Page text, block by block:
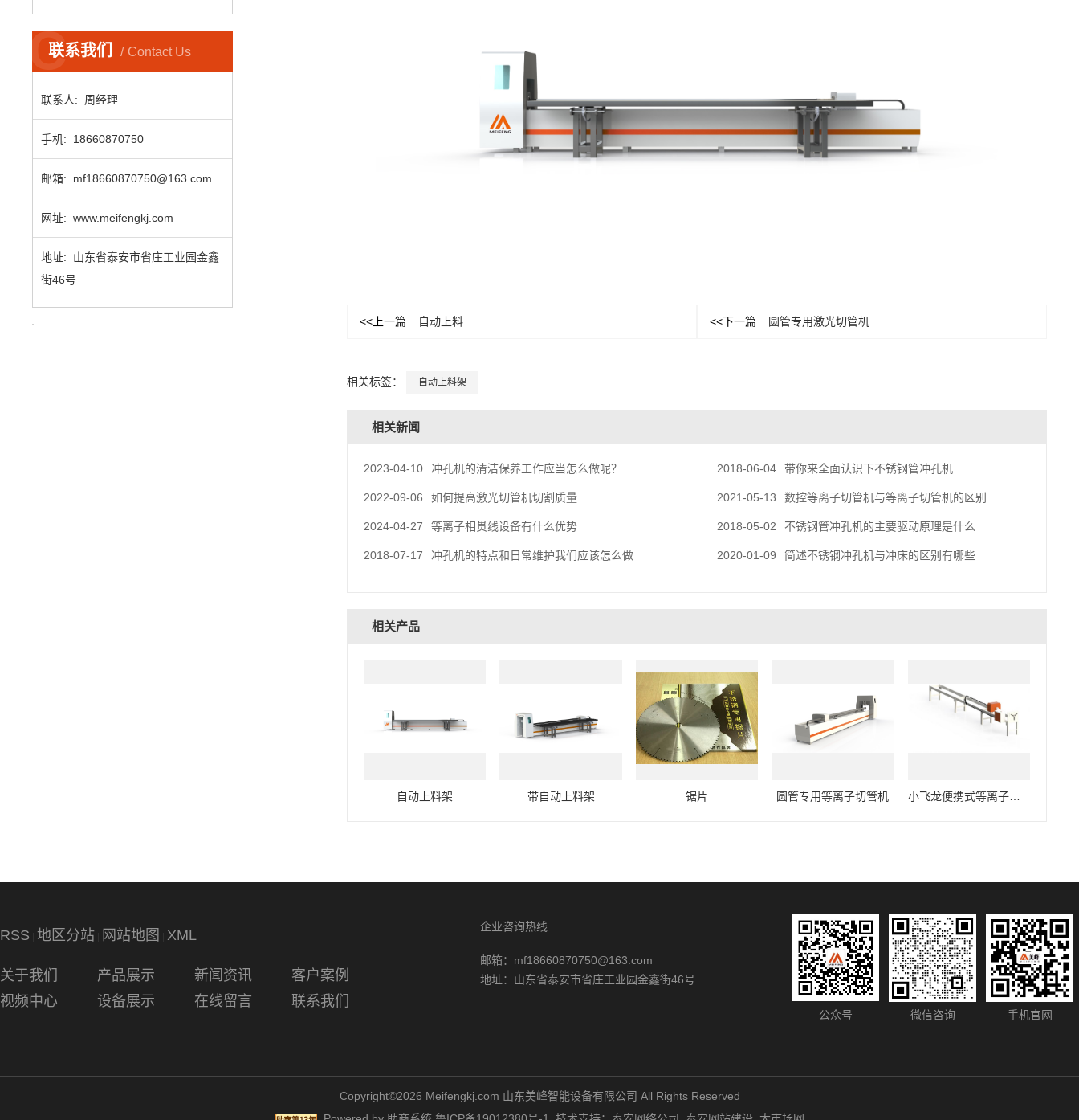
联系我们 Contact Us
C
联系人: 周经理
手机: 18660870750
邮箱: mf18660870750@163.com
网址: www.meifengkj.com
地址: 山东省泰安市省庄工业园金鑫
街46号
<<上一篇 自动上料 <<下一篇 圆管专用激光切管机
相关标签： 自动上料架
相关新闻
2023-04-10 冲孔机的清洁保养工作应当怎么做呢？ 2018-06-04 带你来全面认识下不锈钢管冲孔机
2022-09-06 如何提高激光切管机切割质量 2021-05-13 数控等离子切管机与等离子切管机的区别
2024-04-27 等离子相贯线设备有什么优势 2018-05-02 不锈钢管冲孔机的主要驱动原理是什么
2018-07-17 冲孔机的特点和日常维护我们应该怎么做 2020-01-09 简述不锈钢冲孔机与冲床的区别有哪些
相关产品
自动上料架 带自动上料架 锯片 圆管专用等离子切管机 小飞龙便携式等离子切管机
RSS 地区分站 网站地图 XML
关于我们 产品展示 新闻资讯
客户案例
视频中心
设备展示 在线留言 联系我们
企业咨询热线
邮箱：mf18660870750@163.com
地址：山东省泰安市省庄工业园金鑫街46号
公众号 微信咨询 手机官网
Copyright©2026 Meifengkj.com 山东美峰智能设备有限公司 All Rights Reserved